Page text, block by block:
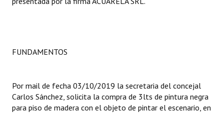
Dictámenes Asesoría Letrada
Actas de Sesión
FUNDAMENTOS
Por mail de fecha 03/10/2019 la secretaria del concejal
Carlos Sánchez, solicita la compra de 3lts de pintura negra
para piso de madera con el objeto de pintar el escenario, en